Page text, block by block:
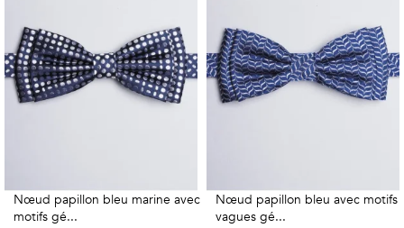
Nœud papillon bleu marine avec
motifs gé...
Nœud papillon bleu avec motifs
vagues gé...